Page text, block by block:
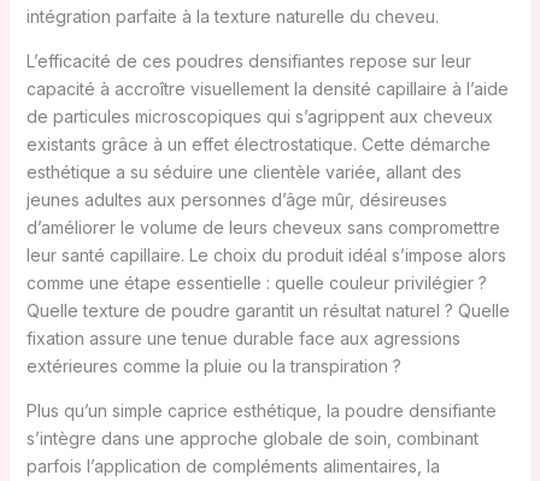
intégration parfaite à la texture naturelle du cheveu.
L’efficacité de ces poudres densifiantes repose sur leur
capacité à accroître visuellement la densité capillaire à l’aide
de particules microscopiques qui s’agrippent aux cheveux
existants grâce à un effet électrostatique. Cette démarche
esthétique a su séduire une clientèle variée, allant des
jeunes adultes aux personnes d’âge mûr, désireuses
d’améliorer le volume de leurs cheveux sans compromettre
leur santé capillaire. Le choix du produit idéal s’impose alors
comme une étape essentielle : quelle couleur privilégier ?
Quelle texture de poudre garantit un résultat naturel ? Quelle
fixation assure une tenue durable face aux agressions
extérieures comme la pluie ou la transpiration ?
Plus qu’un simple caprice esthétique, la poudre densifiante
s’intègre dans une approche globale de soin, combinant
parfois l’application de compléments alimentaires, la